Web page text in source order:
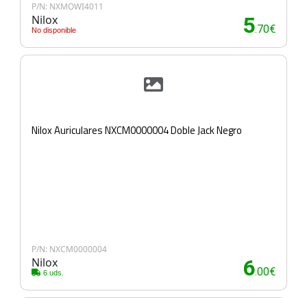
P/N: NXMOWI4011
Nilox
No disponible 5.70€
Nilox Auriculares NXCM0000004 Doble Jack Negro
P/N: NXCM0000004
Nilox
6 uds. 6.00€